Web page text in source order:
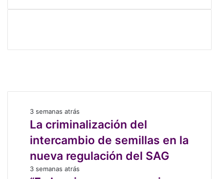
de
La
criminalización
intercambio
de
semillas
en
3 semanas atrás
La criminalización del
intercambio de semillas en la
nueva regulación del SAG
“Es
3 semanas atrás